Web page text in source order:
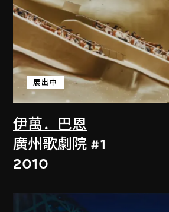
伊萬．巴恩
展出中
廣州歌劇院 #1
2010